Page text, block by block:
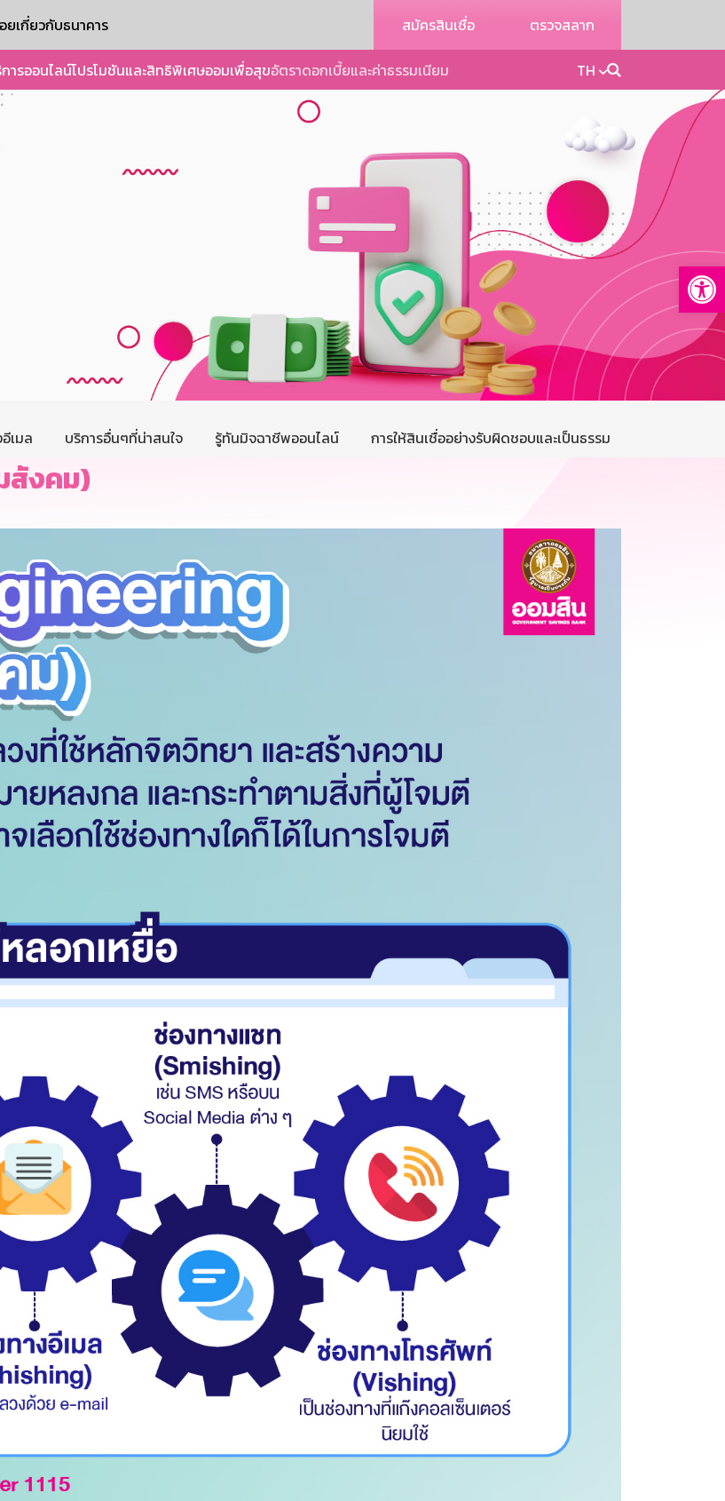
ยเกี่ยวกับธนาคาร สมัครสินเชื่อ ตรวจสลาก
ารออนไลน์โปรโมชันและสิทธิพิเศษออมเพื่อสุขอัตราดอกเบี้ยและค่าธรรมเนียม TH
เมล บริการอื่นๆที่น่าสนใจ รู้ทันมิจฉาชีพออนไลน์ การให้สินเชื่ออย่างรับผิดชอบและเป็นธรรม
สังคม)